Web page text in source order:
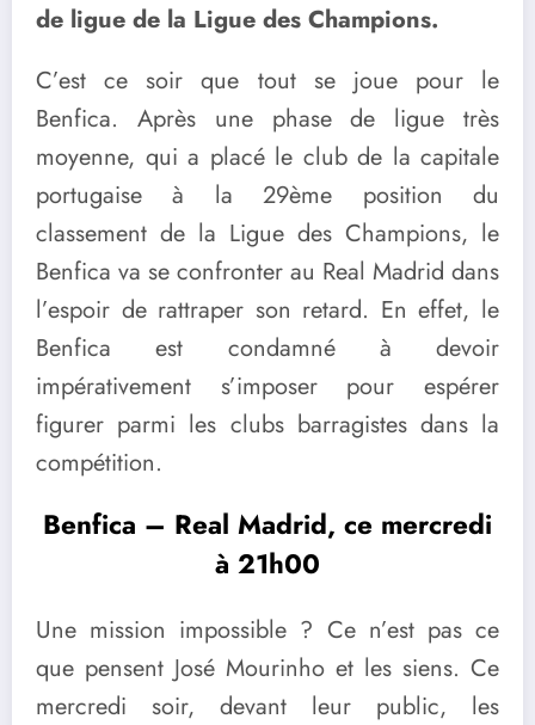
de ligue de la Ligue des Champions.
C’est ce soir que tout se joue pour le
Benfica. Après une phase de ligue très
moyenne, qui a placé le club de la capitale
portugaise à la 29ème position du
classement de la Ligue des Champions, le
Benfica va se confronter au Real Madrid dans
l’espoir de rattraper son retard. En effet, le
Benfica est condamné à devoir
impérativement s’imposer pour espérer
figurer parmi les clubs barragistes dans la
compétition.
Benfica – Real Madrid, ce mercredi
à 21h00
Une mission impossible ? Ce n’est pas ce
que pensent José Mourinho et les siens. Ce
mercredi soir, devant leur public, les